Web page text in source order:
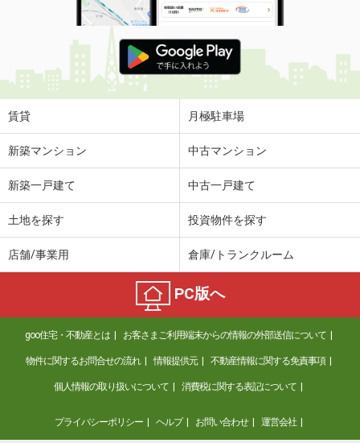
間取り
栃木県佐野市若松町
価 格
4万円
栃木県栃木市城内町２丁目
価 格
5.90万円
栃木県栃木市城内町２丁目
専有面積 57.93m²
栃木県下都賀郡壬生町中央町
住 所
栃木県下都賀郡壬生町中央町
専有面積
50.53m²
賃貸 月極駐車場
新築マンション 中古マンション
新築一戸建て 中古一戸建て
土地を探す 投資物件を探す
店舗/事業用 倉庫/トランクルーム
PC版へ
goo住宅・不動産とは お客さまご利用端末からの情報の外部送信について
物件に関するお問合せの流れ 情報提供元 不動産情報に関する免責事項
個人情報の取り扱いについて 消費税に関する表記について
プライバシーポリシー ヘルプ お問い合わせ 運営会社